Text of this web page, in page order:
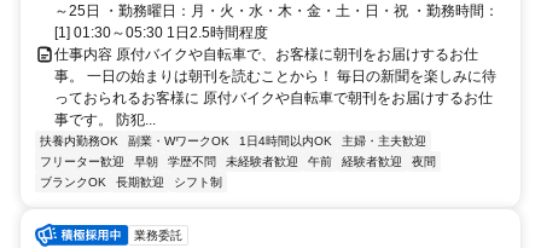
～25日 ・勤務曜日：月・火・水・木・金・土・日・祝 ・勤務時間：
[1] 01:30～05:30 1日2.5時間程度
仕事内容 原付バイクや自転車で、お客様に朝刊をお届けするお仕
事。 一日の始まりは朝刊を読むことから！ 毎日の新聞を楽しみに待
っておられるお客様に 原付バイクや自転車で朝刊をお届けするお仕
事です。 防犯...
扶養内勤務OK 副業・WワークOK 1日4時間以内OK
主婦・主夫歓迎
フリーター歓迎
早朝 学歴不問 未経験者歓迎 午前 経験者歓迎
夜間
ブランクOK
長期歓迎 シフト制
業務委託